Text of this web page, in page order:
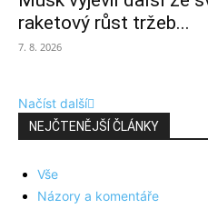
raketový růst tržeb...
7. 8. 2026
Načíst další
NEJČTENĚJŠÍ ČLÁNKY
Vše
Názory a komentáře